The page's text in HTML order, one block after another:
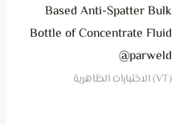
Based Anti-Spatter Bulk
Bottle of Concentrate Fluid
@parweld
(VT) الاختبارات الظاهرية